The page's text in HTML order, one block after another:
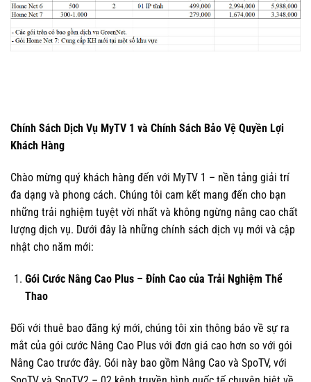
Chính Sách Dịch Vụ MyTV 1 và Chính Sách Bảo Vệ Quyền Lợi
Khách Hàng
Chào mừng quý khách hàng đến với MyTV 1 – nền tảng giải trí
đa dạng và phong cách. Chúng tôi cam kết mang đến cho bạn
những trải nghiệm tuyệt vời nhất và không ngừng nâng cao chất
lượng dịch vụ. Dưới đây là những chính sách dịch vụ mới và cập
nhật cho năm mới:
Gói Cước Nâng Cao Plus – Đỉnh Cao của Trải Nghiệm Thể
Thao
Đối với thuê bao đăng ký mới, chúng tôi xin thông báo về sự ra
mắt của gói cước Nâng Cao Plus với đơn giá cao hơn so với gói
Nâng Cao trước đây. Gói này bao gồm Nâng Cao và SpoTV, với